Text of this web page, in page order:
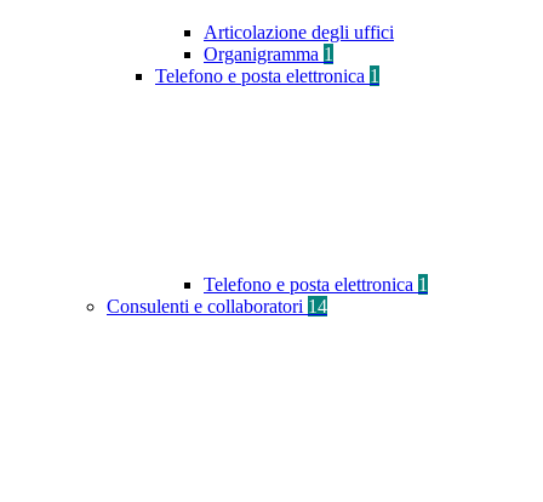
Articolazione degli uffici
Organigramma 1
Telefono e posta elettronica 1
Telefono e posta elettronica 1
Consulenti e collaboratori 14